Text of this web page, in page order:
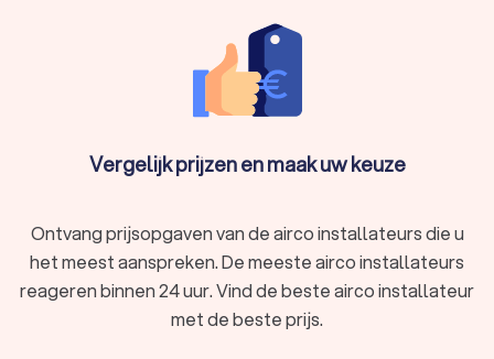
Vergelijk prijzen en maak uw keuze
Ontvang prijsopgaven van de airco installateurs die u
het meest aanspreken. De meeste airco installateurs
reageren binnen 24 uur. Vind de beste airco installateur
met de beste prijs.